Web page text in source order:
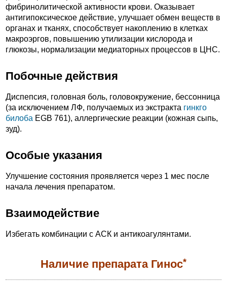
фибринолитической активности крови. Оказывает
антигипоксическое действие, улучшает обмен веществ в
органах и тканях, способствует накоплению в клетках
макроэргов, повышению утилизации кислорода и
глюкозы, нормализации медиаторных процессов в ЦНС.
Побочные действия
Диспепсия, головная боль, головокружение, бессонница
(за исключением ЛФ, получаемых из экстракта гинкго
билоба EGB 761), аллергические реакции (кожная сыпь,
зуд).
Особые указания
Улучшение состояния проявляется через 1 мес после
начала лечения препаратом.
Взаимодействие
Избегать комбинации с АСК и антикоагулянтами.
Наличие препарата Гинос*